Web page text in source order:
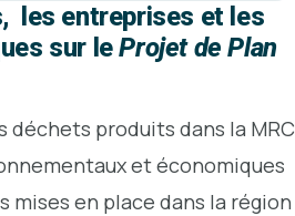
les entreprises et les
sur leProjet de Plan
produits dans la MRC
et économiques
mises en place dans la région